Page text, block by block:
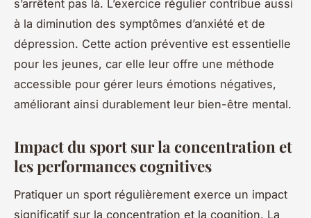
s’arrêtent pas là. L’exercice régulier contribue aussi
à la diminution des symptômes d’anxiété et de
dépression. Cette action préventive est essentielle
pour les jeunes, car elle leur offre une méthode
accessible pour gérer leurs émotions négatives,
améliorant ainsi durablement leur bien-être mental.
Impact du sport sur la concentration et
les performances cognitives
Pratiquer un sport régulièrement exerce un impact
significatif sur la concentration et la cognition. La